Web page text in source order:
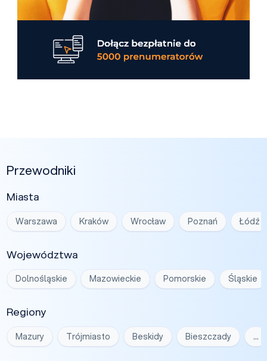
Przewodniki
Miasta
Warszawa Kraków Wrocław Poznań Łódź
Województwa
Dolnośląskie Mazowieckie Pomorskie Śląskie
Regiony
Mazury Trójmiasto Beskidy Bieszczady …